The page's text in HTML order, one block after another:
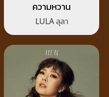
ความหวาน
LULA ลุลา